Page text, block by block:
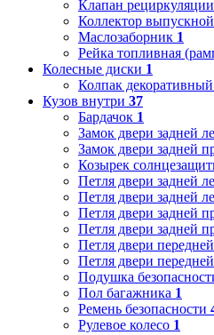
Клапан
Коллектор выпускной
Маслозаборник 1
Рейка топливная
Колесные диски 1
Колпак декоративный
Кузов внутри 37
Бардачок 1
Замок двери задней
Замок двери задней
Козырек
Петля двери задней
Петля двери задней
Петля двери задней
Петля двери задней
Петля двери
Петля двери
Подушка
Пол багажника 1
Ремень безопасности
Рулевое колесо 1